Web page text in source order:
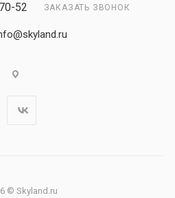
52 ЗАКАЗАТЬ ЗВОНОК
© Skyland.ru